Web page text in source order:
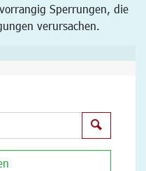
Sperrungen, die
verursachen.